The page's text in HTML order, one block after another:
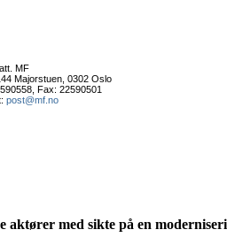
MF
Majorstuen, 0302 Oslo
Fax: 22590501
post@mf.no
med sikte på en